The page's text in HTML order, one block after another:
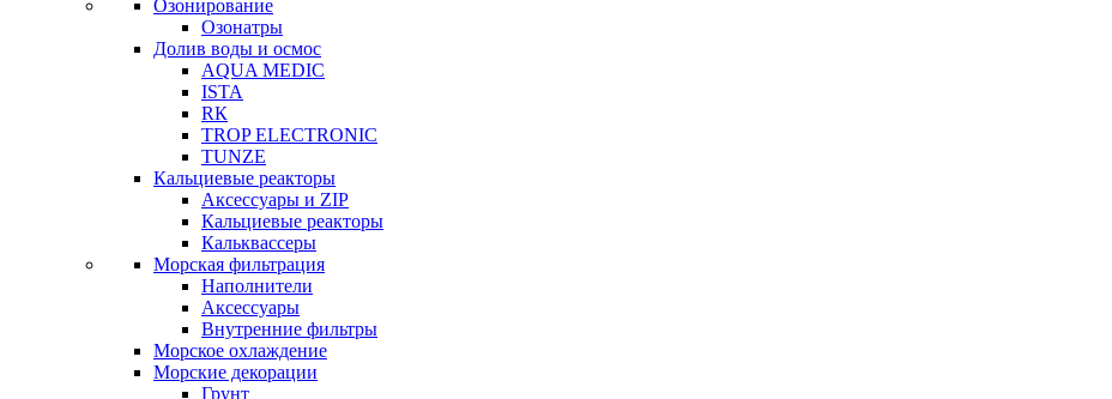
Озонирование
Озонатры
Долив воды и осмос
AQUA MEDIC
ISTA
RК
TROP ELECTRONIC
TUNZE
Кальциевые реакторы
Аксессуары и ZIP
Кальциевые реакторы
Кальквассеры
Морская фильтрация
Наполнители
Аксессуары
Внутренние фильтры
Морское охлаждение
Морские декорации
Грунт